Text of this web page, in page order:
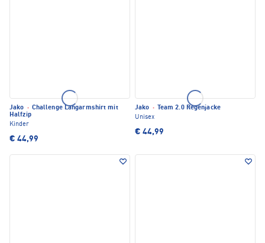
Jako · Challenge Langarmshirt mit
Halfzip
Kinder
€ 44,99
Jako ·
Team 2.0 Regenjacke
Unisex
€ 44,99